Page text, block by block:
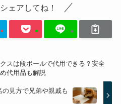
ェアしてね！
スは段ボールで代用できる？安全
代用品も解説
見方で兄弟や親戚も